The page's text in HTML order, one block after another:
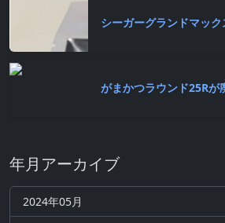
シーガーグランドマック
がまかつラウンド25Rが
年月アーカイブ
2024年05月